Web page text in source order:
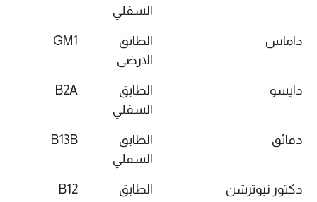
السفلي
داماس
الطابق
الارضي
GM1
دايسو
الطابق
السفلي
B2A
دقائق
الطابق
السفلي
B13B
دكتور نيوترشن
الطابق
B12